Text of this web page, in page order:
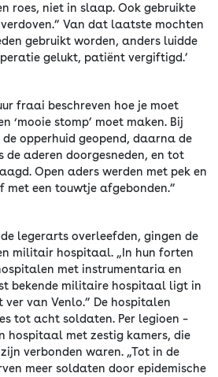
roes, niet in slaap. Ook gebruikte
Van dat laatste mochten
gebruikt worden, anders luidde
gelukt, patiënt vergiftigd.’
fraai beschreven hoe je moet
‘mooie stomp’ moet maken. Bij
opperhuid geopend, daarna de
de aderen doorgesneden, en tot
Open aders werden met pek en
met een touwtje afgebonden.”
legerarts overleefden, gingen de
militair hospitaal. „In hun forten
met instrumentaria en
bekende militaire hospitaal ligt in
van Venlo.” De hospitalen
tot acht soldaten. Per legioen –
hospitaal met zestig kamers, die
verbonden waren. „Tot in de
meer soldaten door epidemische